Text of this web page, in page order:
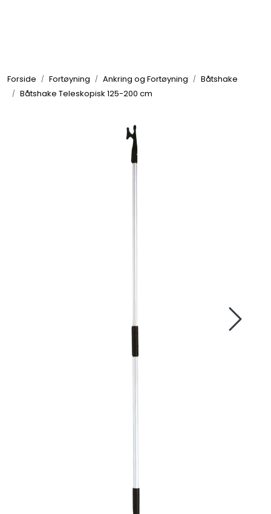
Forside Fortøyning Ankring og Fortøyning
Båtshake
Båtshake Teleskopisk 125-200 cm
Elektrisk